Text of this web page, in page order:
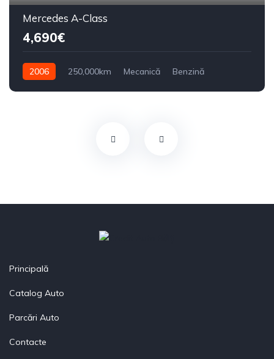
Mercedes A-Class
4,690€
2006 250,000km Mecanică
Benzină
Principală
Catalog Auto
Parcări Auto
Contacte